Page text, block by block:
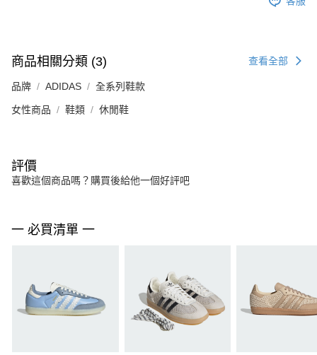
商品相關分類 (3) 查看全部
品牌 ADIDAS 全系列鞋款
女性商品 鞋類 休閒鞋
評價
喜歡這個商品嗎？購買後給他一個好評吧
一 必買清單 一